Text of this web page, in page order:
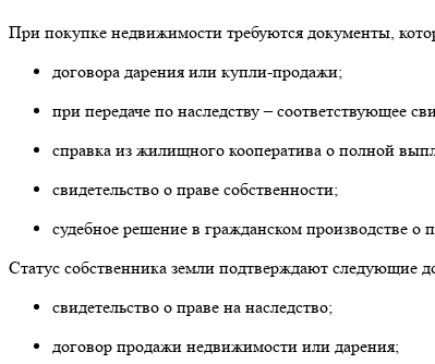
При покупке недвижимости требуются документы,
договора дарения или купли-продажи;
при передаче по наследству – соответствующее
справка из жилищного кооператива о полной
свидетельство о праве собственности;
судебное решение в гражданском производстве о
Статус собственника земли подтверждают следующие
свидетельство о праве на наследство;
договор продажи недвижимости или дарения;